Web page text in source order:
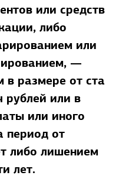
или средств
либо
или
—
размере от ста
рублей или в
или иного
период от
либо лишением
лет.